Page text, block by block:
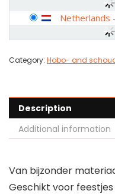
Netherlands -
Category: Hobo- and
Description
Additional information
Van bijzonder
Geschikt voor